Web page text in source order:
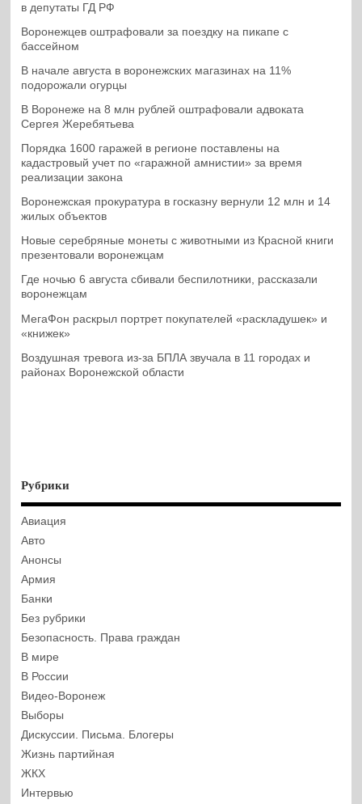
в депутаты ГД РФ
Воронежцев оштрафовали за поездку на пикапе с
бассейном
В начале августа в воронежских магазинах на 11%
подорожали огурцы
В Воронеже на 8 млн рублей оштрафовали адвоката
Сергея Жеребятьева
Порядка 1600 гаражей в регионе поставлены на
кадастровый учет по «гаражной амнистии» за время
реализации закона
Воронежская прокуратура в госказну вернули 12 млн и 14
жилых объектов
Новые серебряные монеты с животными из Красной книги
презентовали воронежцам
Где ночью 6 августа сбивали беспилотники, рассказали
воронежцам
МегаФон раскрыл портрет покупателей «раскладушек» и
«книжек»
Воздушная тревога из-за БПЛА звучала в 11 городах и
районах Воронежской области
Рубрики
Авиация
Авто
Анонсы
Армия
Банки
Без рубрики
Безопасность. Права граждан
В мире
В России
Видео-Воронеж
Выборы
Дискуссии. Письма. Блогеры
Жизнь партийная
ЖКХ
Интервью